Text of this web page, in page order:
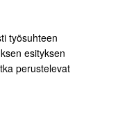
työsuhteen
esityksen
perustelevat